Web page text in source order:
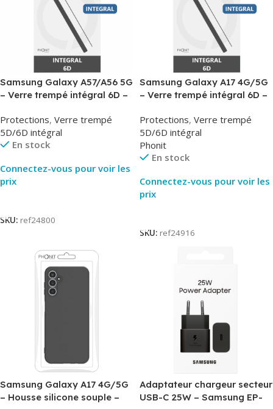
Samsung Galaxy A57/A56 5G
– Verre trempé intégral 6D –
Protections, Verre trempé
5D/6D intégral
En stock
Connectez-vous pour voir les
prix
SKU: ref24800
Samsung Galaxy A17 4G/5G
– Verre trempé intégral 6D –
Protections, Verre trempé
5D/6D intégral
Phonit
En stock
Connectez-vous pour voir les
prix
SKU: ref24916
Samsung Galaxy A17 4G/5G
– Housse silicone souple –
Adaptateur chargeur secteur
USB-C 25W – Samsung EP-